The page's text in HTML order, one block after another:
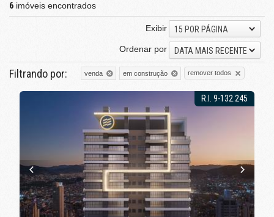
6 imóveis encontrados
Exibir
15 POR PÁGINA
Ordenar por
DATA MAIS RECENTE
Filtrando por: venda em construção remover todos
R.I. 9-132.245